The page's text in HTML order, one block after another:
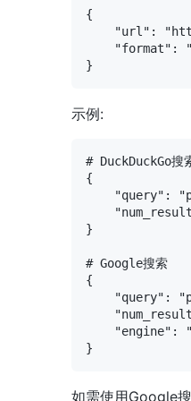
{
"url":
"format":
示例:
# DuckDuckGo搜
{
"query":
}
# Google搜索
{
"query":
"engine":
如需使用Google